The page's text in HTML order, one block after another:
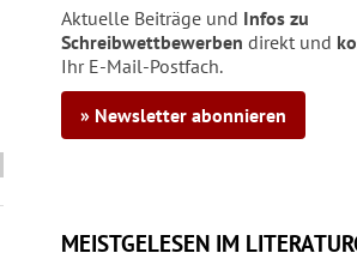
Aktuelle Beiträge und Infos zu
Schreibwettbewerben direkt und
Ihr E-Mail-Postfach.
» Newsletter abonnieren
MEISTGELESEN IM